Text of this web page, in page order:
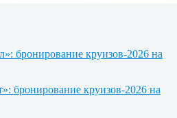
бронирование круизов-2026 на
бронирование круизов-2026 на